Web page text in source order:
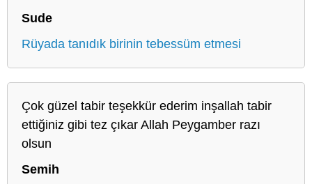
Sude
Rüyada tanıdık birinin tebessüm etmesi
Çok güzel tabir teşekkür ederim inşallah tabir
ettiğiniz gibi tez çıkar Allah Peygamber razı
olsun
Semih